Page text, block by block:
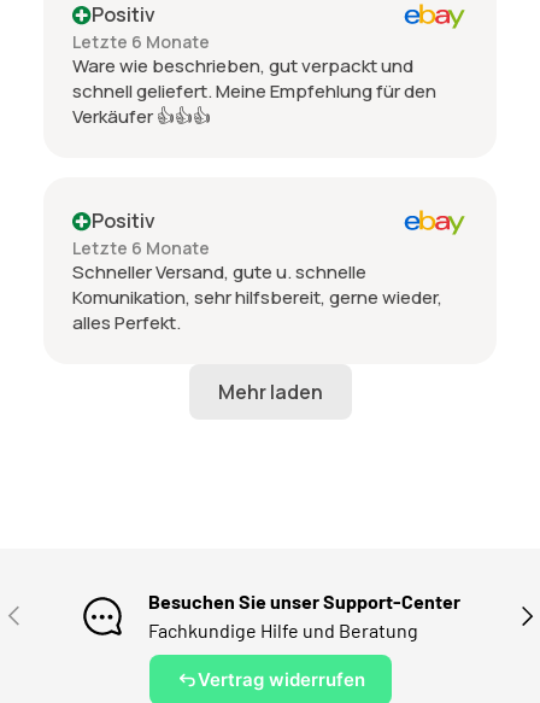
Positiv
Letzte 6 Monate
Ware wie beschrieben, gut verpackt und
schnell geliefert. Meine Empfehlung für den
Verkäufer 👍👍👍
Positiv
Letzte 6 Monate
Schneller Versand, gute u. schnelle
Komunikation, sehr hilfsbereit, gerne wieder,
alles Perfekt.
VORHERIGE
Besuchen Sie unser Support-Center
Fachkundige Hilfe und Beratung
Vertrag widerrufen